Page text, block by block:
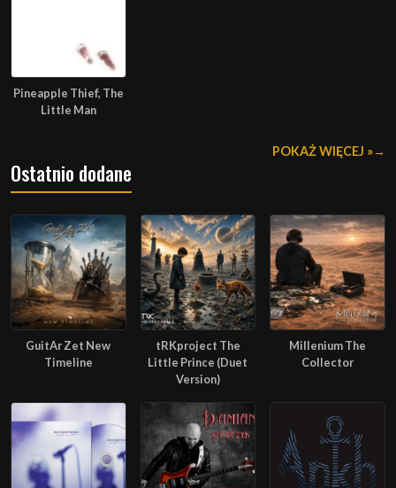
Pineapple Thief, The
Little Man
POKAŻ WIĘCEJ »
Ostatnio dodane
GuitAr Zet New
Timeline
tRKproject The
Little Prince (Duet
Version)
Millenium The
Collector